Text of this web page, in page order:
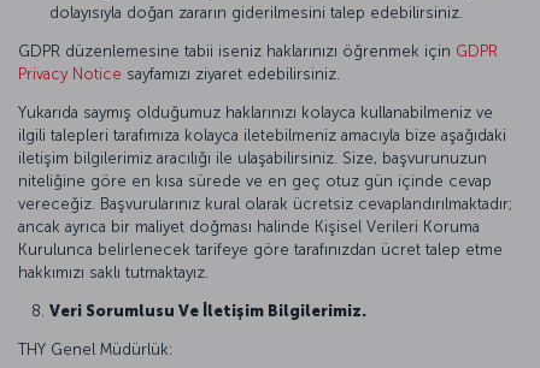
dolayısıyla doğan zararın giderilmesini talep edebilirsiniz.
GDPR düzenlemesine tabii iseniz haklarınızı öğrenmek için GDPR
Privacy Notice sayfamızı ziyaret edebilirsiniz.
Yukarıda saymış olduğumuz haklarınızı kolayca kullanabilmeniz ve
ilgili talepleri tarafımıza kolayca iletebilmeniz amacıyla bize aşağıdaki
iletişim bilgilerimiz aracılığı ile ulaşabilirsiniz. Size, başvurunuzun
niteliğine göre en kısa sürede ve en geç otuz gün içinde cevap
vereceğiz. Başvurularınız kural olarak ücretsiz cevaplandırılmaktadır;
ancak ayrıca bir maliyet doğması halinde Kişisel Verileri Koruma
Kurulunca belirlenecek tarifeye göre tarafınızdan ücret talep etme
hakkımızı saklı tutmaktayız.
Veri Sorumlusu Ve İletişim Bilgilerimiz.
THY Genel Müdürlük: